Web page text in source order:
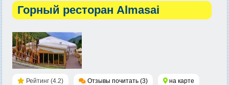
Горный ресторан Almasai
Рейтинг (4.2) Отзывы почитать (3) на карте